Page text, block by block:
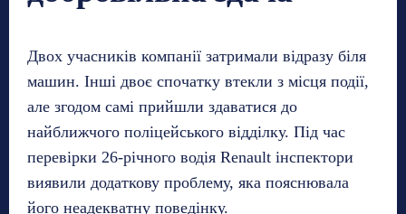
Двох учасників компанії затримали відразу біля
машин. Інші двоє спочатку втекли з місця події,
але згодом самі прийшли здаватися до
найближчого поліцейського відділку. Під час
перевірки 26-річного водія Renault інспектори
виявили додаткову проблему, яка пояснювала
його неадекватну поведінку.